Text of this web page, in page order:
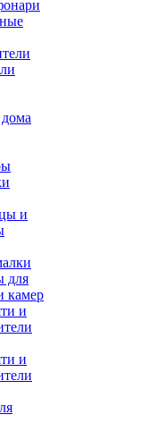
и
для
камер
и
и